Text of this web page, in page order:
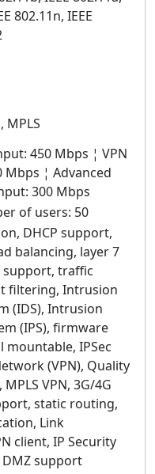
802.11n, IEEE
MPLS
450 Mbps ¦ VPN
¦ Advanced
300 Mbps
of users: 50
DHCP support,
balancing, layer 7
support, traffic
filtering, Intrusion
(IDS), Intrusion
(IPS), firmware
mountable, IPSec
(VPN), Quality
VPN, 3G/4G
static routing,
Link
client, IP Security
DMZ support